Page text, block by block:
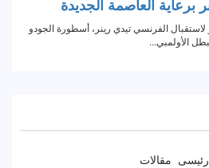
رئيسى مقالات